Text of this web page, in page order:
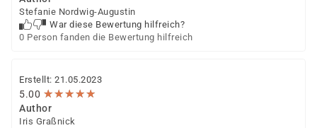
Stefanie Nordwig-Augustin
War diese Bewertung hilfreich?
0 Person fanden die Bewertung hilfreich
Erstellt: 21.05.2023
5.00 ★★★★★
★★★★★
Author
Iris Graßnick